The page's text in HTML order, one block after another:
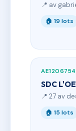
📍 av
🏠 19 lots
AE1206754
SDC
📍 27 av
🏠 15 lots